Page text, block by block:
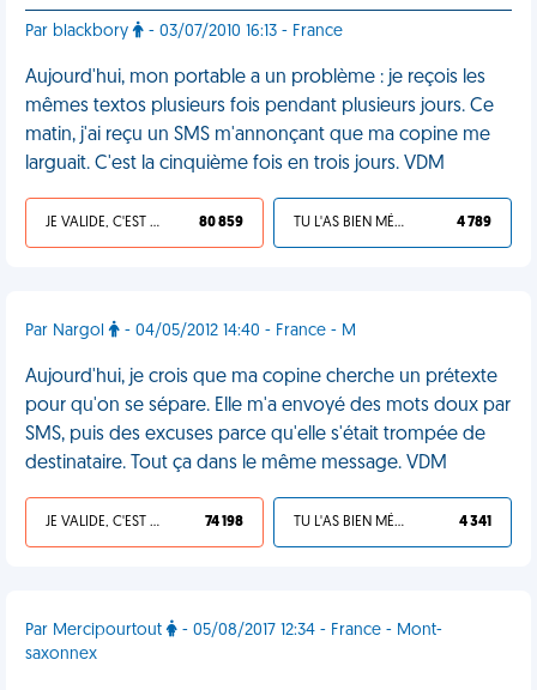
Par blackbory - 03/07/2010 16:13 - France
Aujourd'hui, mon portable a un problème : je reçois les
mêmes textos plusieurs fois pendant plusieurs jours. Ce
matin, j'ai reçu un SMS m'annonçant que ma copine me
larguait. C'est la cinquième fois en trois jours. VDM
JE VALIDE, C'EST UNE VDM 80 859 TU L'AS BIEN MÉRITÉ 4 789
Par Nargol - 04/05/2012 14:40 - France - M
Aujourd'hui, je crois que ma copine cherche un prétexte
pour qu'on se sépare. Elle m'a envoyé des mots doux par
SMS, puis des excuses parce qu'elle s'était trompée de
destinataire. Tout ça dans le même message. VDM
JE VALIDE, C'EST UNE VDM 74 198 TU L'AS BIEN MÉRITÉ 4 341
Par Mercipourtout
- 05/08/2017 12:34 - France - Mont-
saxonnex